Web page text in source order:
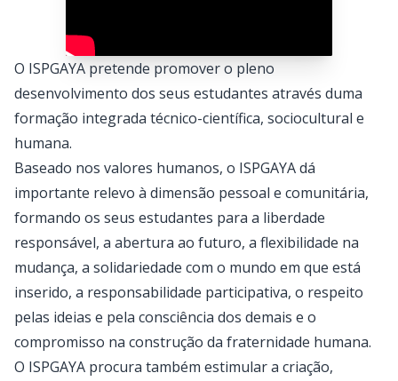
O ISPGAYA pretende promover o pleno
desenvolvimento dos seus estudantes através duma
formação integrada técnico-científica, sociocultural e
humana.
Baseado nos valores humanos, o ISPGAYA dá
importante relevo à dimensão pessoal e comunitária,
formando os seus estudantes para a liberdade
responsável, a abertura ao futuro, a flexibilidade na
mudança, a solidariedade com o mundo em que está
inserido, a responsabilidade participativa, o respeito
pelas ideias e pela consciência dos demais e o
compromisso na construção da fraternidade humana.
O ISPGAYA procura também estimular a criação,